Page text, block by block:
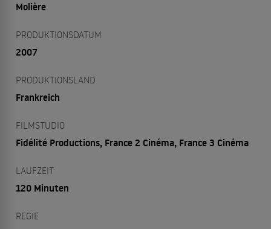
Molière
PRODUKTIONSDATUM
2007
PRODUKTIONSLAND
Frankreich
FILMSTUDIO
Fidélité Productions, France 2 Cinéma, France 3 Cinéma
LAUFZEIT
120 Minuten
REGIE